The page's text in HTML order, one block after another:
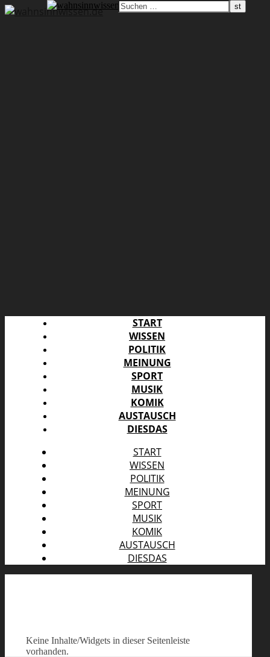
START
WISSEN
POLITIK
MEINUNG
SPORT
MUSIK
KOMIK
AUSTAUSCH
DIESDAS
START
WISSEN
POLITIK
MEINUNG
SPORT
MUSIK
KOMIK
AUSTAUSCH
DIESDAS
Keine Inhalte/Widgets in dieser Seitenleiste
vorhanden.